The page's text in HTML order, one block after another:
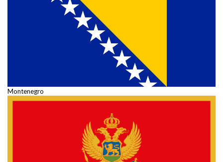
Montenegro